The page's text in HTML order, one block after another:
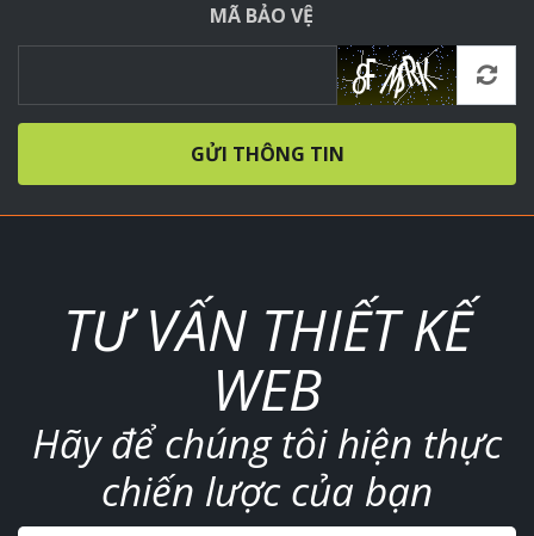
MÃ BẢO VỆ
GỬI THÔNG TIN
TƯ VẤN THIẾT KẾ
WEB
Hãy để chúng tôi hiện thực
chiến lược của bạn